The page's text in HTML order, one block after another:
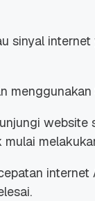
sinyal
website
internet